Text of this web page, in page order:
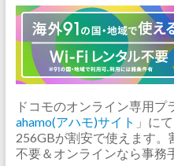
ドコモのオンライン専用プ
ahamo(アハモ)サイト 」に
256GBが割安で使えます
不要＆オンラインなら事務